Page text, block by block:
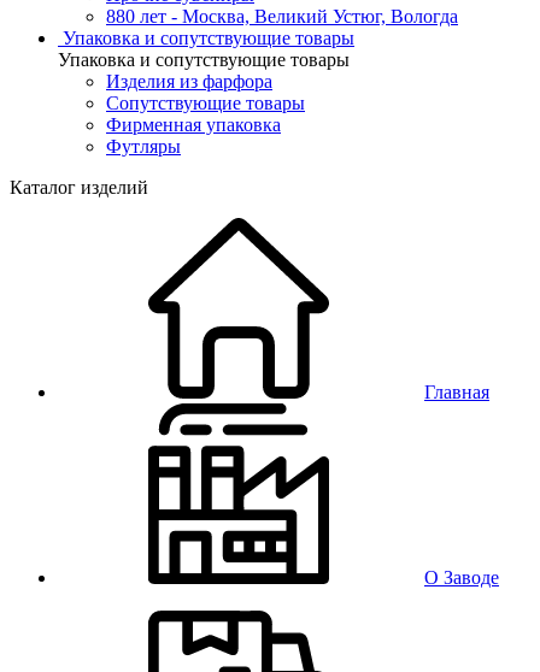
880 лет - Москва, Великий Устюг, Вологда
Упаковка и сопутствующие товары
Упаковка и сопутствующие товары
Изделия из фарфора
Сопутствующие товары
Фирменная упаковка
Футляры
Каталог изделий
Главная
О Заводе